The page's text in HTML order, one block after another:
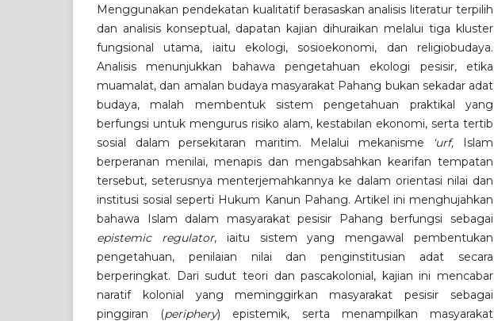
Menggunakan pendekatan kualitatif berasaskan analisis literatur terpilih
dan analisis konseptual, dapatan kajian dihuraikan melalui tiga kluster
fungsional utama, iaitu ekologi, sosioekonomi, dan religiobudaya.
Analisis menunjukkan bahawa pengetahuan ekologi pesisir, etika
muamalat, dan amalan budaya masyarakat Pahang bukan sekadar adat
budaya, malah membentuk sistem pengetahuan praktikal yang
berfungsi untuk mengurus risiko alam, kestabilan ekonomi, serta tertib
sosial dalam persekitaran maritim. Melalui mekanisme ‘urf,
Islam
berperanan menilai, menapis dan mengabsahkan kearifan tempatan
tersebut, seterusnya menterjemahkannya ke dalam orientasi nilai dan
institusi sosial seperti Hukum Kanun Pahang. Artikel ini menghujahkan
bahawa Islam dalam masyarakat pesisir Pahang berfungsi sebagai
epistemic regulator, iaitu sistem yang mengawal pembentukan
pengetahuan, penilaian nilai dan penginstitusian adat secara
berperingkat. Dari sudut teori dan pascakolonial, kajian ini mencabar
naratif kolonial yang meminggirkan masyarakat pesisir sebagai
pinggiran (periphery) epistemik, serta menampilkan masyarakat